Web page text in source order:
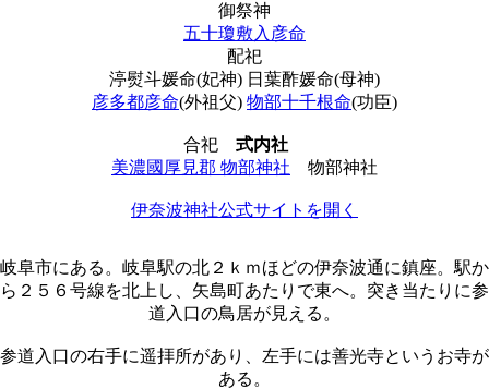
御祭神
五十瓊敷入彦命
配祀
渟熨斗媛命(妃神) 日葉酢媛命(母神)
彦多都彦命(外祖父) 物部十千根命(功臣)
合祀 式内社
美濃國厚見郡 物部神社 物部神社
伊奈波神社公式サイトを開く
岐阜市にある。岐阜駅の北２ｋｍほどの伊奈波通に鎮座。駅か
ら２５６号線を北上し、矢島町あたりで東へ。突き当たりに参
道入口の鳥居が見える。
参道入口の右手に遥拝所があり、左手には善光寺というお寺が
ある。